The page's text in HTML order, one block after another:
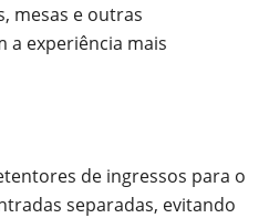
mesas e outras
a experiência mais
de ingressos para o
separadas, evitando